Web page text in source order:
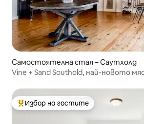
Самостоятелна стая – Саутхолд
Vine + Sand Southold, най-новото място за нощувка и
Най-популярен избор на гостите
Избор на гостите